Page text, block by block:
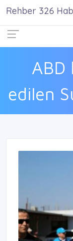
ABD
edilen
Rehber 326